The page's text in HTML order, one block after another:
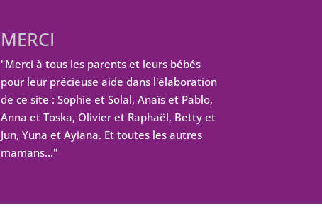
MERCI
"Merci à tous les parents et leurs bébés
pour leur précieuse aide dans l'élaboration
de ce site : Sophie et Solal, Anaïs et Pablo,
Anna et Toska, Olivier et Raphaël, Betty et
Jun, Yuna et Ayiana. Et toutes les autres
mamans…"